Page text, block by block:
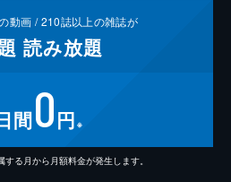
動画 /210誌以上の雑誌が
読み放題
間0円 ※
る月から月額料金が発生します。